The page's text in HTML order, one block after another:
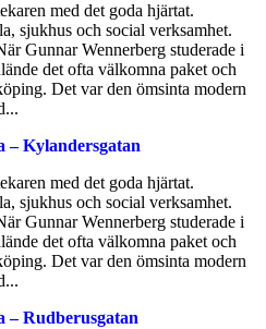
med det goda hjärtat.
sjukhus och social verksamhet.
Gunnar Wennerberg studerade i
det ofta välkomna paket och
Det var den ömsinta modern
– Kylandersgatan
med det goda hjärtat.
sjukhus och social verksamhet.
Gunnar Wennerberg studerade i
det ofta välkomna paket och
Det var den ömsinta modern
– Rudberusgatan